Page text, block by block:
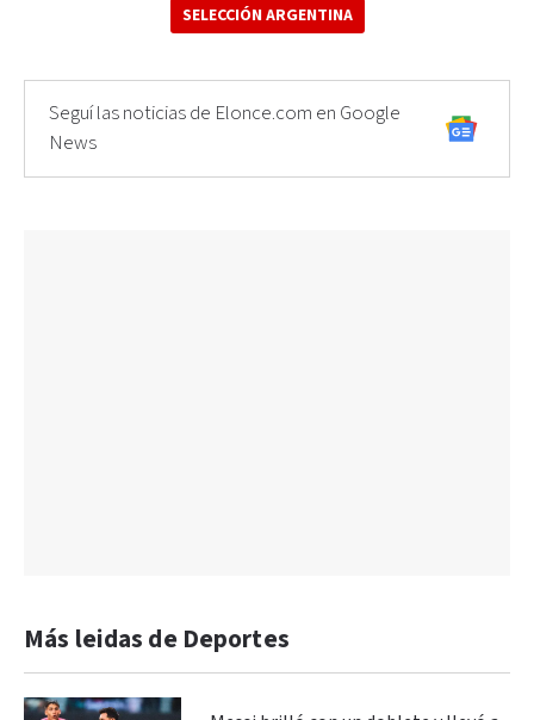
SELECCIÓN ARGENTINA
Seguí las noticias de Elonce.com en Google
News
Más leidas de Deportes